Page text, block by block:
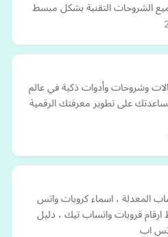
الشروحات التقنية بشكل مبسط
وشروحات وأدوات ذكية في عالم
لمساعدتك على تطوير معرفتك الرقمية
المعدلة ، اسماء كروبات واتس
قروبات واتساب تيك ، دليل